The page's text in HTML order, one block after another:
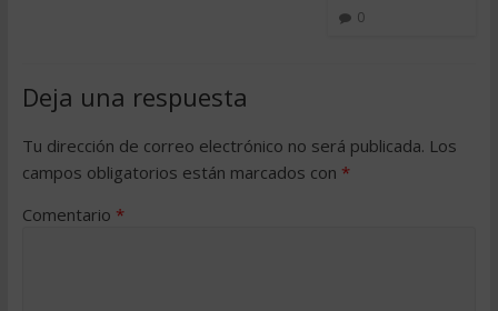
0
Deja una respuesta
Tu dirección de correo electrónico no será publicada. Los
campos obligatorios están marcados con *
Comentario *